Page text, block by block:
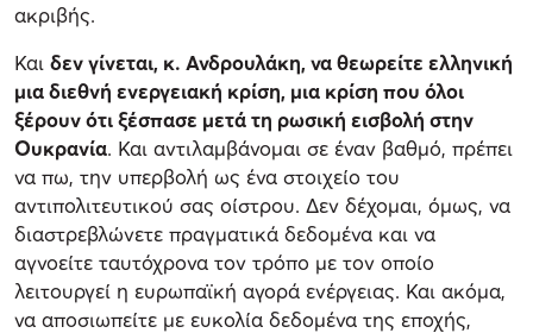
ακριβής.
Και δεν γίνεται, κ. Ανδρουλάκη, να θεωρείτε ελληνική
μια διεθνή ενεργειακή κρίση, μια κρίση που όλοι
ξέρουν ότι ξέσπασε μετά τη ρωσική εισβολή στην
Ουκρανία. Και αντιλαμβάνομαι σε έναν βαθμό, πρέπει
να πω, την υπερβολή ως ένα στοιχείο του
αντιπολιτευτικού σας οίστρου. Δεν δέχομαι, όμως, να
διαστρεβλώνετε πραγματικά δεδομένα και να
αγνοείτε ταυτόχρονα τον τρόπο με τον οποίο
λειτουργεί η ευρωπαϊκή αγορά ενέργειας. Και ακόμα,
να αποσιωπείτε με ευκολία δεδομένα της εποχής,